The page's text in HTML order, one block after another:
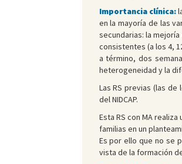
Importancia clínica:
en la mayoría de las
secundarias: la
consistentes (a los 4,
a término, dos
heterogeneidad y la
Las RS previas (las
del NIDCAP.
Esta RS con MA
familias en un
Es por ello que no se
vista de la formación